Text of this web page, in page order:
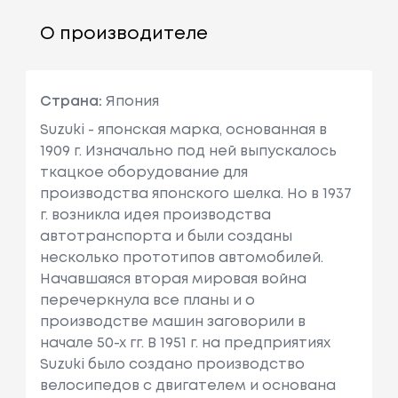
О производителе
Страна: Япония
Suzuki - японская марка, основанная в
1909 г. Изначально под ней выпускалось
ткацкое оборудование для
производства японского шелка. Но в 1937
г. возникла идея производства
автотранспорта и были созданы
несколько прототипов автомобилей.
Начавшаяся вторая мировая война
перечеркнула все планы и о
производстве машин заговорили в
начале 50-х гг. В 1951 г. на предприятиях
Suzuki было создано производство
велосипедов с двигателем и основана